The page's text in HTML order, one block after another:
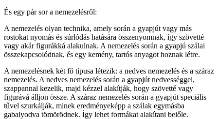
És egy pár sor a nemezelésről:
A nemezelés olyan technika, amely során a gyapjút vagy más
rostokat nyomás és súrlódás hatására összenyomnak, így szövetté
vagy akár figurákká alakulnak. A nemezelés során a gyapjú szálai
összekapcsolódnak, és egy kemény, tartós anyagot hoznak létre.
A nemezelésnek két fő típusa létezik: a nedves nemezelés és a száraz
nemezelés. A nedves nemezelés során a gyapjút nedvességgel,
szappannal kezelik, majd kézzel alakítják, hogy szövetté vagy
figurává álljon össze. A száraz nemezelés során a gyapjút speciális
tűvel szurkálják, minek eredményeképp a szálak egymásba
gabalyodva tömörödnek. Így lehet formákat alakítani belőle.